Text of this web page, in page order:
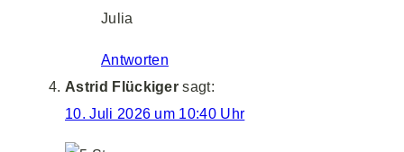
Julia
Antworten
Astrid Flückiger sagt:
10. Juli 2026 um 10:40 Uhr